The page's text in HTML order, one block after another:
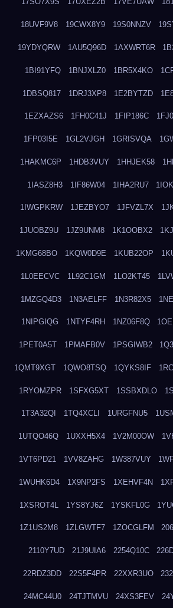
18UVF9V8 19CWX8Y9 19S0NNZV
19YDYQRW 1AU5Q96D 1AXWRT6R
1BI91YFQ 1BNJXLZ0 1BR5X4KO
1DBSQ817 1DRJ3XP8 1E2BYTZD
1EZXAZS6 1FH0C41J 1FIP186C
1FP03I5E 1GL2VJGH 1GRISVQA
1HAKMC6P 1HDB3VUY 1HHJEK58
1IASZ8H3 1IF86W04 1IHA2RU7
1IWGPKRW 1JEZBYO7 1JFVZL7X
1JUOBZ9U 1JZ9UNM8 1K1OOBX2
1KMG68BO 1KQW0D9E 1KUB22OP
1L0EECVC 1L92C1GM 1LO2KT45
1MZGQ4D3 1N3AELFF 1N3R82X5
1NIPGIQG 1NTYF4RH 1NZ06F8Q
1PET0A5T 1PMAFB0V 1PSGIWB2
1QMT9XGT 1QWO8TSQ 1QYKS8IF
1RYOMZPR 1SFXG5XT 1SSBXDLO
1T3A32QI 1TQ4XCLI 1URGFNU5
1UTQO46Q 1UXXH5X4 1V2M00OW
1VT6PD21 1VV8ZAHG 1W387VUY
1WUHK6D4 1X9NP2FS 1XEHVF4N
1XSROT4L 1YS8YJ6Z 1YSKFL0G
1Z1US2M8 1ZLGWTF7 1ZOCGLFM
2110Y7UD 21J9UIA6 2254Q10C
22RDZ3DD 22S5F4PR 22XXR3UO
24MC44U0 24TJTMVU 24XS3FEV